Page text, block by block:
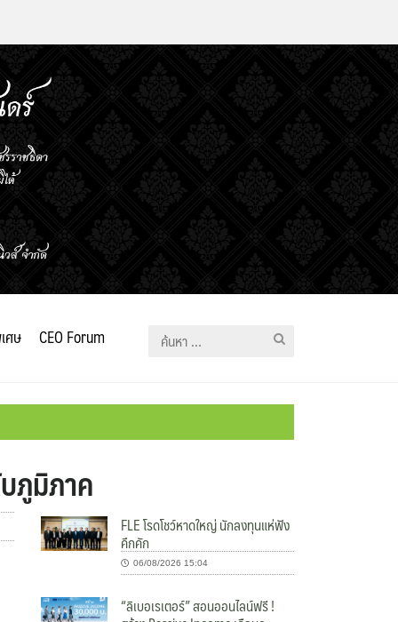
ศษ CEO Forum
ค้นหา
ภูมิภาค
FLE โรดโชว์หาดใหญ่ นักลงทุนแห่ฟัง
คึกคัก
06/08/2026 15:04
“ลิเบอเรเตอร์” สอนออนไลน์ฟรี !